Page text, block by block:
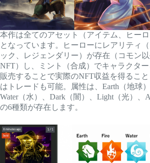
本作は全てのアセット（アイテム、ヒー
となっています。ヒーローにレアリティ
ック、レジェンダリー）が存在（コモン
NFT）し、ミント（合成）でキャラクタ
販売することで実際のNFT収益を得るこ
はトレードも可能。属性は、Earth（地球）
Water（水）、Dark（闇）、Light（光）、
の6種類が存在します。